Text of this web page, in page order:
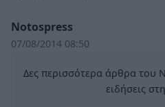
Notospress
07/08/2014 08:50
Δες περισσότερα άρθρα του
ειδήσεις